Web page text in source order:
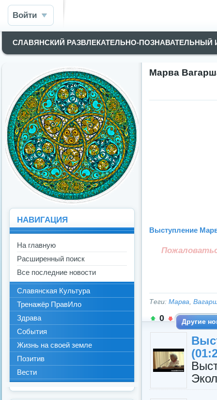
Войти
СЛАВЯНСКИЙ РАЗВЛЕКАТЕЛЬНО-
Марва
Выступление
Теги: Марва,
0 Другие
НАВИГАЦИЯ
На главную
Расширенный поиск
Все последние новости
Славянская Культура
Тренажёр ПравИло
Здрава
События
Жизнь на своей земле
Позитив
Вести